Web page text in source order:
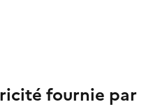
fournie par